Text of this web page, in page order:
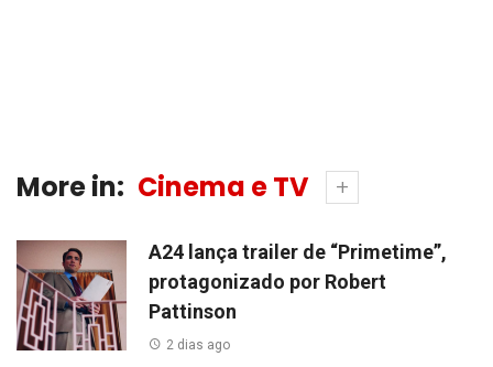
More in: Cinema e TV
A24 lança trailer de “Primetime”,
protagonizado por Robert
Pattinson
2 dias ago